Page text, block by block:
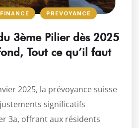
FINANCE PREVOYANCE
3ème Pilier dès 2025
Tout ce qu’il faut
2025, la prévoyance suisse
significatifs
3a, offrant aux résidents